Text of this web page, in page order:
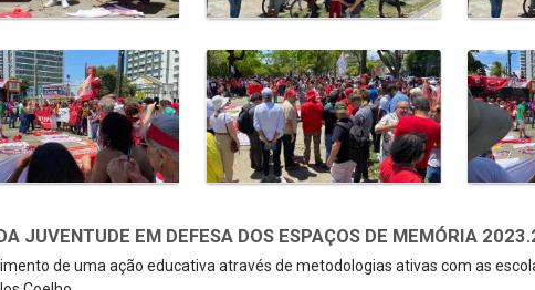
JUVENTUDE EM DEFESA DOS ESPAÇOS DE MEMÓRIA
de uma ação educativa através de metodologias ativas com as